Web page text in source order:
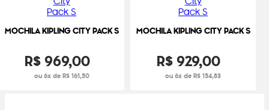
MOCHILA KIPLING CITY PACK S
R$969,00
ou 6x de R$ 161,50
MOCHILA KIPLING CITY PACK S
R$929,00
ou 6x de R$ 154,83